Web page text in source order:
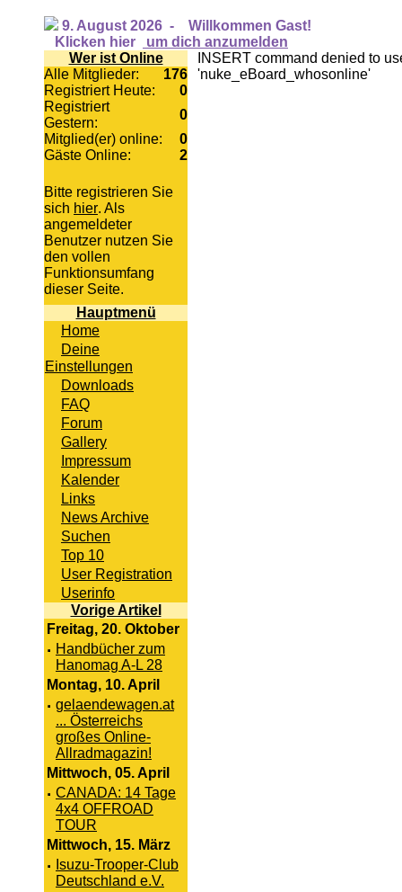
9. August 2026 -
Willkommen Gast!
Klicken hier
um dich anzumelden
Wer ist Online
Alle Mitglieder:
176
Registriert Heute:
0
Registriert
Gestern:
0
Mitglied(er) online:
0
Gäste Online:
2
Bitte registrieren Sie
sich hier. Als
angemeldeter
Benutzer nutzen Sie
den vollen
Funktionsumfang
dieser Seite.
Hauptmenü
Home
Deine
Einstellungen
Downloads
FAQ
Forum
Gallery
Impressum
Kalender
Links
News Archive
Suchen
Top 10
User Registration
Userinfo
Vorige Artikel
Freitag, 20. Oktober
· Handbücher zum
Hanomag A-L 28
Montag, 10. April
· gelaendewagen.at
... Österreichs
großes Online-
Allradmagazin!
Mittwoch, 05. April
· CANADA: 14 Tage
4x4 OFFROAD
TOUR
Mittwoch, 15. März
· Isuzu-Trooper-Club
Deutschland e.V.
INSERT command denied to
'nuke_eBoard_whosonline'